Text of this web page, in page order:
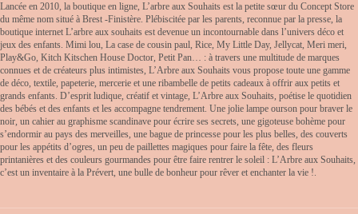
Lancée en 2010, la boutique en ligne, L’arbre aux Souhaits est la petite sœur du Concept Store
du même nom situé à Brest -Finistère. Plébiscitée par les parents, reconnue par la presse, la
boutique internet L’arbre aux souhaits est devenue un incontournable dans l’univers déco et
jeux des enfants. Mimi lou, La case de cousin paul, Rice, My Little Day, Jellycat, Meri meri,
Play&Go, Kitch Kitschen House Doctor, Petit Pan… : à travers une multitude de marques
connues et de créateurs plus intimistes, L’Arbre aux Souhaits vous propose toute une gamme
de déco, textile, papeterie, mercerie et une ribambelle de petits cadeaux à offrir aux petits et
grands enfants. D’esprit ludique, créatif et vintage, L’Arbre aux Souhaits, poétise le quotidien
des bébés et des enfants et les accompagne tendrement. Une jolie lampe ourson pour braver le
noir, un cahier au graphisme scandinave pour écrire ses secrets, une gigoteuse bohème pour
s’endormir au pays des merveilles, une bague de princesse pour les plus belles, des couverts
pour les appétits d’ogres, un peu de paillettes magiques pour faire la fête, des fleurs
printanières et des couleurs gourmandes pour être faire rentrer le soleil : L’Arbre aux Souhaits,
c’est un inventaire à la Prévert, une bulle de bonheur pour rêver et enchanter la vie !.